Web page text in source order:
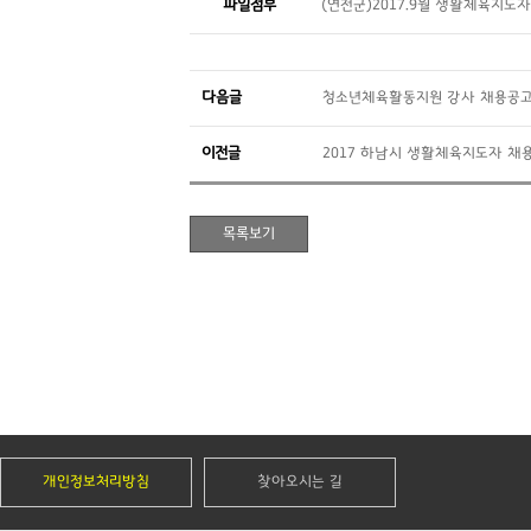
파일첨부 (연천군)2017.9월 생활체육지도
다음글 청소년체육활동지원 강사 채용공고
이전글 2017 하남시 생활체육지도자 채
개인정보처리방침 찾아오시는 길